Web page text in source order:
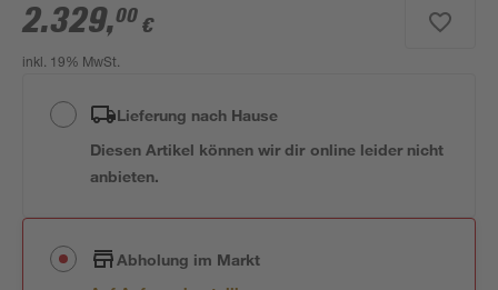
2.329,00 €
inkl. 19% MwSt.
Lieferung nach Hause
Diesen Artikel können wir dir online leider nicht
anbieten.
Abholung im Markt